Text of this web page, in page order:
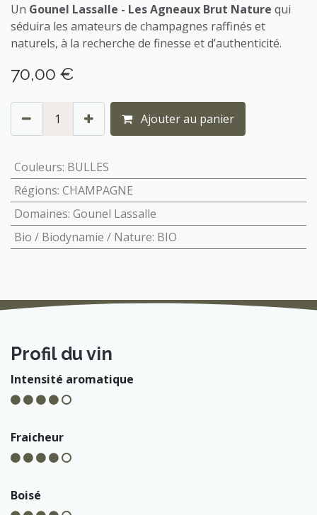
Un Gounel Lassalle - Les Agneaux Brut Nature qui
séduira les amateurs de champagnes raffinés et
naturels, à la recherche de finesse et d’authenticité.
70,00 €
Ajouter au panier
Couleurs: BULLES
Régions: CHAMPAGNE
Domaines: Gounel Lassalle
Bio / Biodynamie / Nature: BIO
Profil du vin
Intensité aromatique
Fraicheur
Boisé